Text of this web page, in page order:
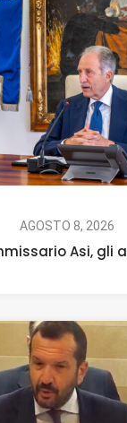
AGOSTO 8, 2026
Asi, gli